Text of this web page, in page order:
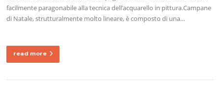
facilmente paragonabile alla tecnica dell’acquarello in pittura.Campane
di Natale, strutturalmente molto lineare, è composto di una…
read more